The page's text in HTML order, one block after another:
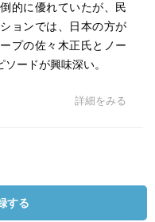
的に優れていたが、民
ョンでは、日本の方が
プの佐々木正氏とノー
ードが興味深い。
詳細をみる
する